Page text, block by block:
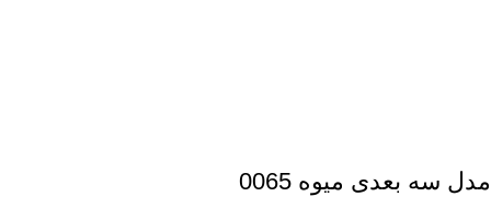
مدل سه بعدی میوه 0065